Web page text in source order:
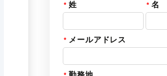
姓 名
メールアドレス